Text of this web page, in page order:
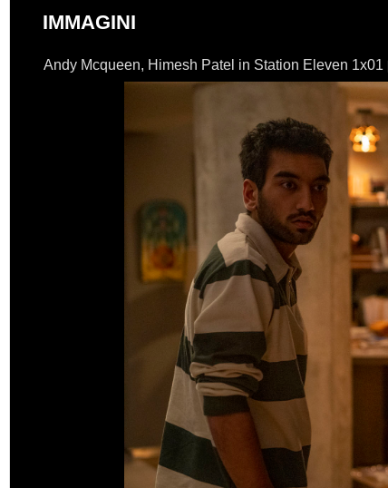
IMMAGINI
Andy Mcqueen, Himesh Patel in Station Eleven 1x01